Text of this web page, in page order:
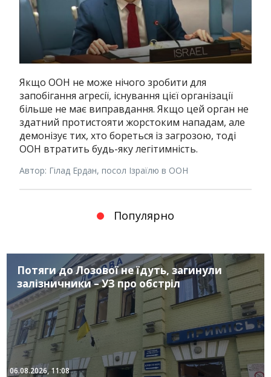
Якщо ООН не може нічого зробити для
запобігання агресії, існування цієї організації
більше не має виправдання. Якщо цей орган не
здатний протистояти жорстоким нападам, але
демонізує тих, хто бореться із загрозою, тоді
ООН втратить будь-яку легітимність.
Автор: Гілад Ердан, посол Ізраїлю в ООН
Популярно
Потяги до Лозової не їдуть, загинули
залізничники – УЗ про обстріл
06.08.2026, 11:08